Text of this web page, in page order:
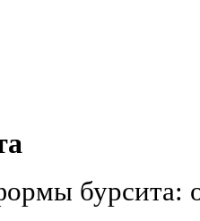
бурсита: